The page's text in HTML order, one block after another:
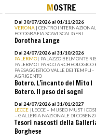
MOSTRE
Dal 30/07/2026 al 01/11/2026
VERONA | CENTRO
FOTOGRAFIA SCAVI SCALIGERI
Dorothea Lange
Dal 24/07/2026 al 31/10/2026
PALERMO | PALAZZO BELMONTE
PALERMO I PARCO ARCHEOLOGICO
PAESAGGISTICO VALLE DEI TEMPLI -
AGRIGENTO
Botero. L’incanto del Mito I
Botero. Il peso dei sogni
Dal 24/07/2026 al 31/01/2027
LECCE | LECCE – MUSEO MUST I
– GALLERIA NAZIONALE DI
Tesori nascosti della
Borghese